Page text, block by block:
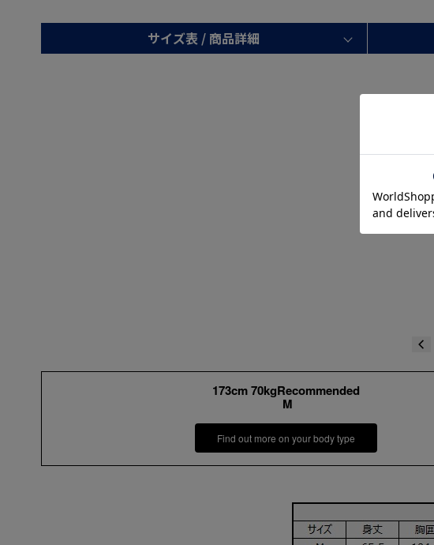
サイズ表 / 商品詳細
173cm 70kgRecommended
M
Find out more on your body type